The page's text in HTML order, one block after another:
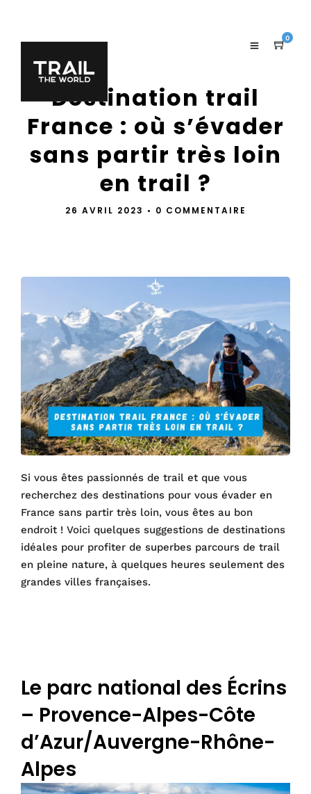
0
Destination trail
France : où s’évader
sans partir très loin
en trail ?
26 AVRIL 2023 • 0 COMMENTAIRE
Si vous êtes passionnés de trail et que vous
recherchez des destinations pour vous évader en
France sans partir très loin, vous êtes au bon
endroit ! Voici quelques suggestions de destinations
idéales pour profiter de superbes parcours de trail
en pleine nature, à quelques heures seulement des
grandes villes françaises.
Le parc national des Écrins
– Provence-Alpes-Côte
d’Azur/Auvergne-Rhône-
Alpes